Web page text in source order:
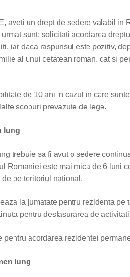
aveti un drept de sedere valabil
sunt: solicitati acordarea
iar daca raspunsul este pozitiv,
al unui cetatean roman, cat si
de 10 ani in cazul in care
scopuri prevazute de lege.
lung
trebuie sa fi avut o sedere
Romaniei este mai mica de 6 luni
pe teritoriul national.
la jumatate pentru rezidenta
pentru desfasurarea de
pentru acordarea rezidentei
lung